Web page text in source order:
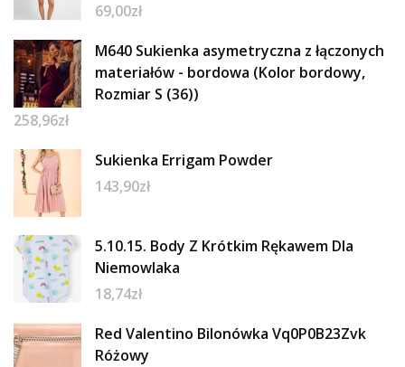
69,00zł
M640 Sukienka asymetryczna z łączonych
materiałów - bordowa (Kolor bordowy,
Rozmiar S (36))
258,96zł
Sukienka Errigam Powder
143,90zł
5.10.15. Body Z Krótkim Rękawem Dla
Niemowlaka
18,74zł
Red Valentino Bilonówka Vq0P0B23Zvk
Różowy